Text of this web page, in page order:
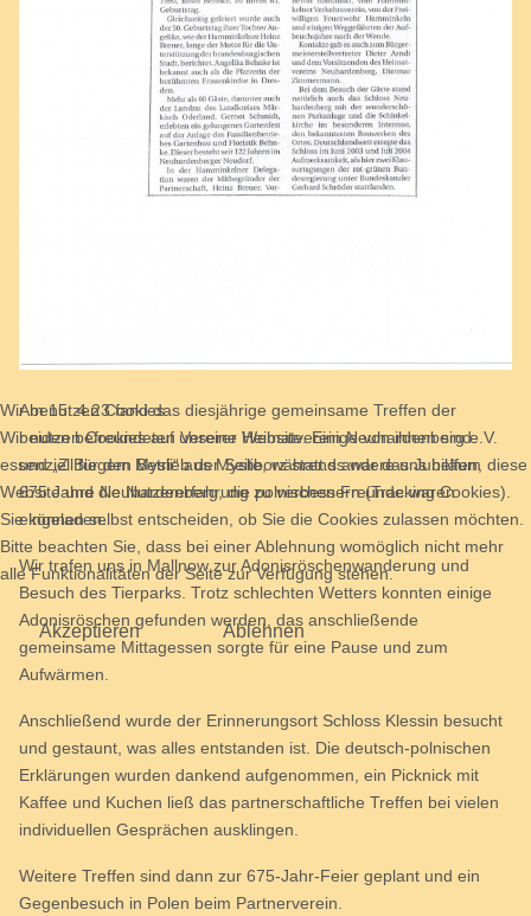
Am 15. 4.23 fand das diesjährige gemeinsame Treffen der
beiden befreundeten Vereine Heimatverein Neuhardenberg e.V.
und „Z Biegem Mysli“ aus Mysliborz statt.ss war das Jubiläum
675 Jahre Neuhardenberg, die polnischen Freunde waren
eingeladen.
Wir trafen uns in Mallnow zur Adonisröschenwanderung und
Besuch des Tierparks. Trotz schlechten Wetters konnten einige
Adonisröschen gefunden werden, das anschließende
gemeinsame Mittagessen sorgte für eine Pause und zum
Aufwärmen.
Anschließend wurde der Erinnerungsort Schloss Klessin besucht
und gestaunt, was alles entstanden ist. Die deutsch-polnischen
Erklärungen wurden dankend aufgenommen, ein Picknick mit
Kaffee und Kuchen ließ das partnerschaftliche Treffen bei vielen
individuellen Gesprächen ausklingen.
Weitere Treffen sind dann zur 675-Jahr-Feier geplant und ein
Gegenbesuch in Polen beim Partnerverein.
Wir benutzen Cookies
Wir nutzen Cookies auf unserer Website. Einige von ihnen sind
essenziell für den Betrieb der Seite, während andere uns helfen, diese
Website und die Nutzererfahrung zu verbessern (Tracking Cookies).
Sie können selbst entscheiden, ob Sie die Cookies zulassen möchten.
Bitte beachten Sie, dass bei einer Ablehnung womöglich nicht mehr
alle Funktionalitäten der Seite zur Verfügung stehen.
Akzeptieren Ablehnen